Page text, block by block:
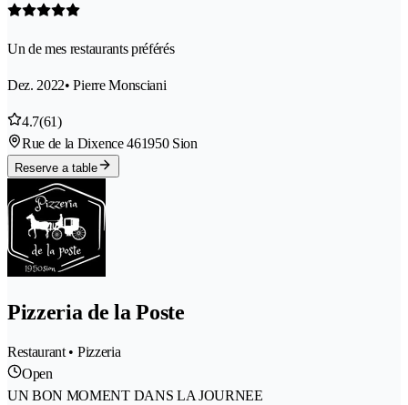
Un de mes restaurants préférés
Dez. 2022• Pierre Monsciani
4.7(61)
Rue de la Dixence 461950 Sion
Reserve a table
Pizzeria de la Poste
Restaurant • Pizzeria
Open
UN BON MOMENT DANS LA JOURNEE